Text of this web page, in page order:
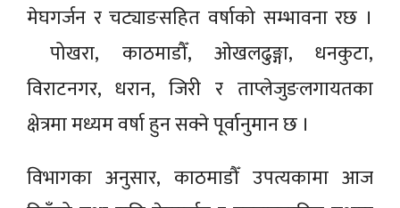
मेघगर्जन र चट्याङसहित वर्षाको सम्भावना रछ ।
पोखरा, काठमाडौँ, ओखलढुङ्गा, धनकुटा,
विराटनगर, धरान, जिरी र ताप्लेजुङलगायतका
क्षेत्रमा मध्यम वर्षा हुन सक्ने पूर्वानुमान छ ।
विभागका अनुसार, काठमाडौँ उपत्यकामा आज